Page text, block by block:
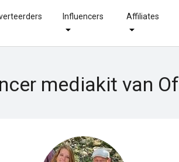
Influencers Affiliates
mediakit van